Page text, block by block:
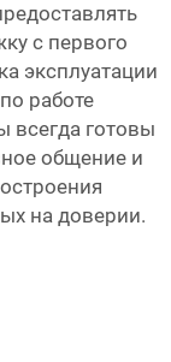
с первого
эксплуатации
работе
всегда готовы
общение и
на доверии.